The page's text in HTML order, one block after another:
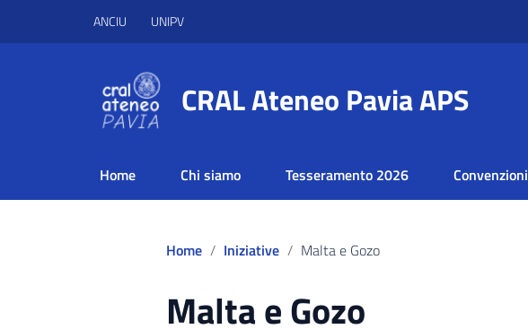
ANCIU UNIPV
CRAL Ateneo Pavia APS
Home Chi siamo Tesseramento 2026 Convenzioni
Home Iniziative Malta e Gozo
Malta e Gozo